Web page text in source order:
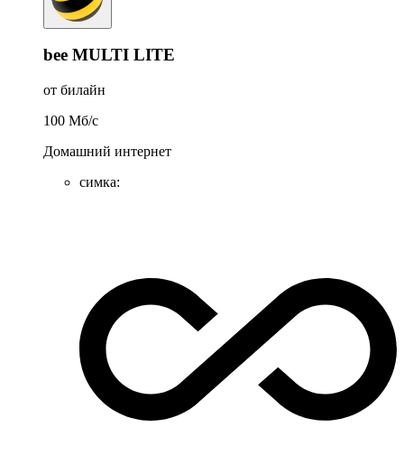
bee MULTI LITE
от билайн
100 Мб/c
Домашний интернет
симка: